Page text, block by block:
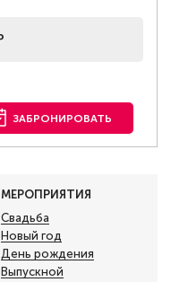
ЗАБРОНИРОВАТЬ
МЕРОПРИЯТИЯ
Свадьба
Новый год
День рождения
Выпускной